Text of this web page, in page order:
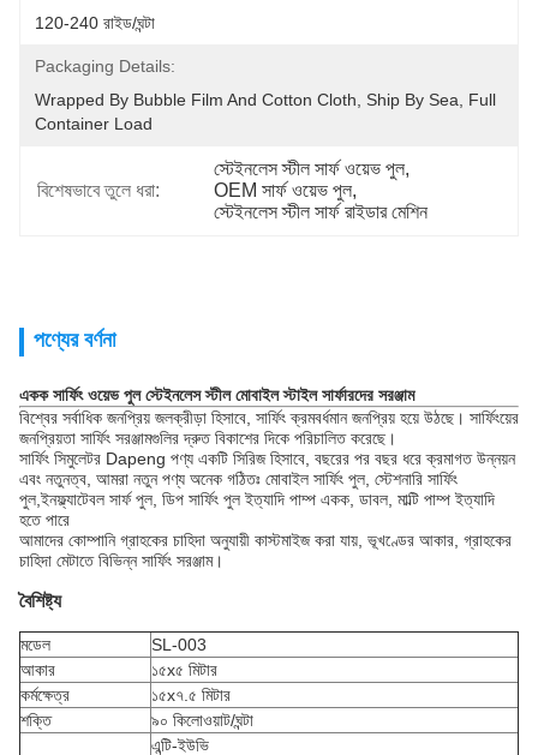
120-240 রাইড/ঘন্টা
Packaging Details:
Wrapped By Bubble Film And Cotton Cloth, Ship By Sea, Full
Container Load
বিশেষভাবে তুলে ধরা:
স্টেইনলেস স্টীল সার্ফ ওয়েভ পুল,
OEM সার্ফ ওয়েভ পুল,
স্টেইনলেস স্টীল সার্ফ রাইডার মেশিন
পণ্যের বর্ণনা
একক সার্ফিং ওয়েভ পুল স্টেইনলেস স্টীল মোবাইল স্টাইল সার্ফারদের সরঞ্জাম
বিশ্বের সর্বাধিক জনপ্রিয় জলক্রীড়া হিসাবে, সার্ফিং ক্রমবর্ধমান জনপ্রিয় হয়ে উঠছে। সার্ফিংয়ের
জনপ্রিয়তা সার্ফিং সরঞ্জামগুলির দ্রুত বিকাশের দিকে পরিচালিত করেছে।
সার্ফিং সিমুলেটর Dapeng পণ্য একটি সিরিজ হিসাবে, বছরের পর বছর ধরে ক্রমাগত উন্নয়ন
এবং নতুনত্ব, আমরা নতুন পণ্য অনেক গঠিতঃ মোবাইল সার্ফিং পুল, স্টেশনারি সার্ফিং
পুল,ইনফ্ল্যাটেবল সার্ফ পুল, ডিপ সার্ফিং পুল ইত্যাদি পাম্প একক, ডাবল, মাল্টি পাম্প ইত্যাদি
হতে পারে
আমাদের কোম্পানি গ্রাহকের চাহিদা অনুযায়ী কাস্টমাইজ করা যায়, ভূখণ্ডের আকার, গ্রাহকের
চাহিদা মেটাতে বিভিন্ন সার্ফিং সরঞ্জাম।
বৈশিষ্ট্য
মডেল
SL-003
আকার
১৫x৫ মিটার
কর্মক্ষেত্র
১৫x৭.৫ মিটার
শক্তি
৯০ কিলোওয়াট/ঘন্টা
এন্টি-ইউভি